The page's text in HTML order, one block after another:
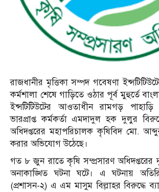
রাজধানীর মৃত্তিকা সম্পদ গবেষণা
কর্মশালা শেষে গাড়িতে ওঠার পূর্ব মুহুর্তে
ইন্সটিটিউটের আওতাধীন রামগড়
ভারপ্রাপ্ত কর্মকর্তা এমদাদুল হক দুলুর
অধিদপ্তরের মহাপরিচালক কৃষিবিদ মো.
করার অভিযোগ উঠেছে।
গত ৮ জুন রাতে কৃষি সম্প্রসারণ অধিদপ্তরের
অনাকাঙ্খিত ঘটনা ঘটে। এ ঘটনায়
(প্রশাসন-২) এ এম মাসুম বিল্লাহর বিরুদ্ধে